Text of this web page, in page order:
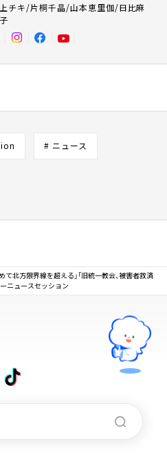
チキ/片桐千晶/山本恵里伽/日比麻
# ニュース
て北方限界線を超える」「旧統一教会、被害者救済
ニュースセッション